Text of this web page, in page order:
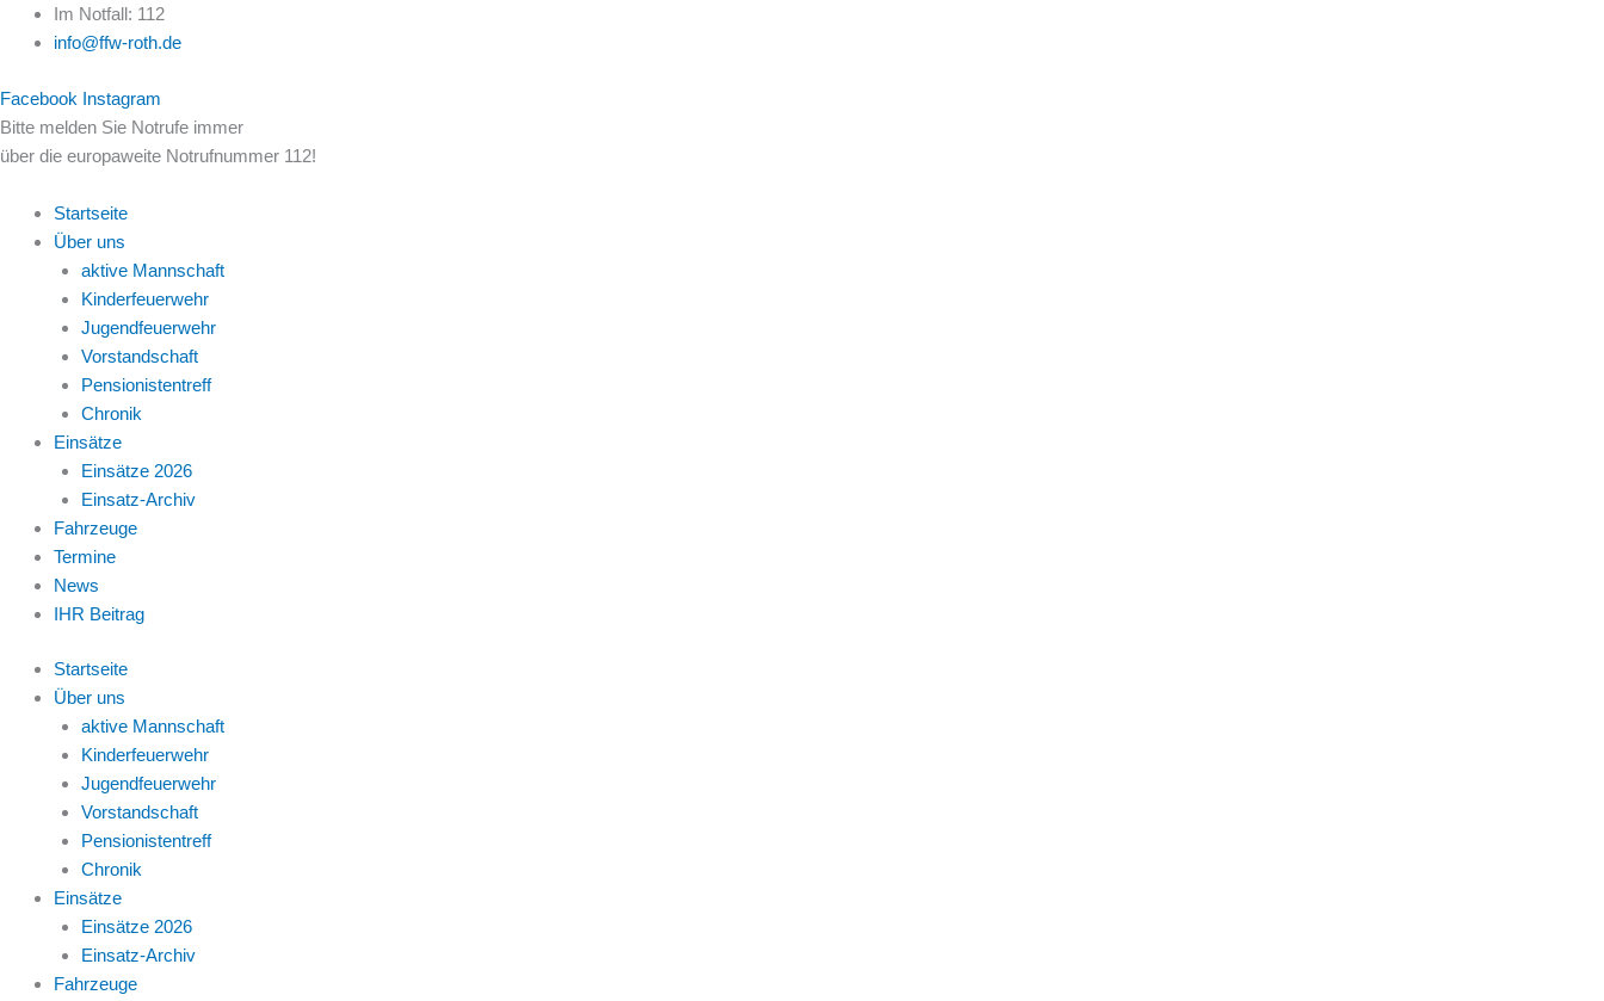
Inhalt
Im Notfall: 112
info@ffw-roth.de
Facebook Instagram
Bitte melden Sie Notrufe immer
über die europaweite Notrufnummer 112!
Startseite
Über uns
aktive Mannschaft
Kinderfeuerwehr
Jugendfeuerwehr
Vorstandschaft
Pensionistentreff
Chronik
Einsätze
Einsätze 2026
Einsatz-Archiv
Fahrzeuge
Termine
News
IHR Beitrag
Startseite
Über uns
aktive Mannschaft
Kinderfeuerwehr
Jugendfeuerwehr
Vorstandschaft
Pensionistentreff
Chronik
Einsätze
Einsätze 2026
Einsatz-Archiv
Fahrzeuge